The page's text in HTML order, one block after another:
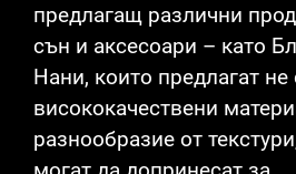
предлагащ различни
сън и аксесоари – като
Нани, които предлагат не
висококачествени
разнообразие от